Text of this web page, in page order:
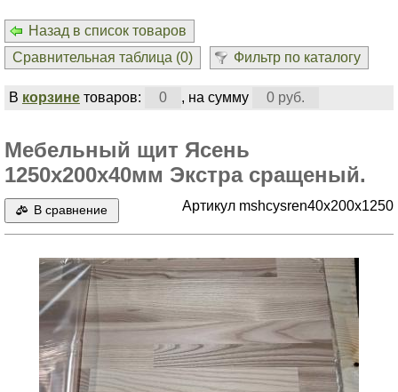
Назад в список товаров
Сравнительная таблица (0) Фильтр по каталогу
В корзинетоваров: 0 , на сумму 0 руб.
Мебельный щит Ясень
1250х200х40мм Экстра сращеный.
В сравнение Артикул mshcysren40x200x1250